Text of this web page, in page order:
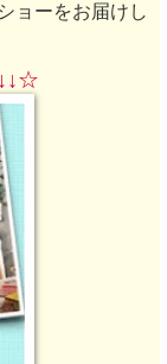
ョーをお届けし
☆